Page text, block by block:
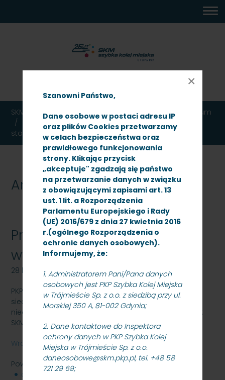
Szanowni Państwo,
Dane osobowe w postaci adresu IP
oraz plików Cookies przetwarzamy
w celach bezpieczeństwa oraz
prawidłowego funkcjonowania
strony. Klikając przycisk
„akceptuje" zgadzają się państwo
na przetwarzanie danych w związku
z obowiązującymi zapisami art. 13
ust. 1 lit. a Rozporządzenia
Parlamentu Europejskiego i Rady
(UE) 2016/679 z dnia 27 kwietnia 2016
r.(ogólnego Rozporządzenia o
ochronie danych osobowych).
Informujemy, że:
1. Administratorem Pani/Pana danych
osobowych jest PKP Szybka Kolej Miejska
w Trójmieście Sp. z o.o. z siedzibą przy ul.
Morskiej 350 A, 81-002 Gdynia;
2. Dane kontaktowe do Inspektora
ochrony danych w PKP Szybka Kolej
Miejska w Trójmieście Sp. z o.o.
daneosobowe@skm.pkp.pl, tel. +48 58
721 29 69;
×
DOSTĘPNOŚCI
SKM TRÓJMIASTO Przetargi
Archiwum
Przetarg nieograniczony na wywóz nieczystości
stałych
Archiwum
Przetarg nieograniczony na
wywóz nieczystości stałych
28 lutego 2014
PKP Szybka Kolej Miejska w Trójmieście Sp. z o.o. z
siedzibą w Gdyni, ul. Morska 350A ogłasza przetarg
nieograniczony na wywóz nieczystości stałych - znak:
SKMMS –ZP/N/08/14
Wróć
Powiązane pliki
dokumentacja przetargowa